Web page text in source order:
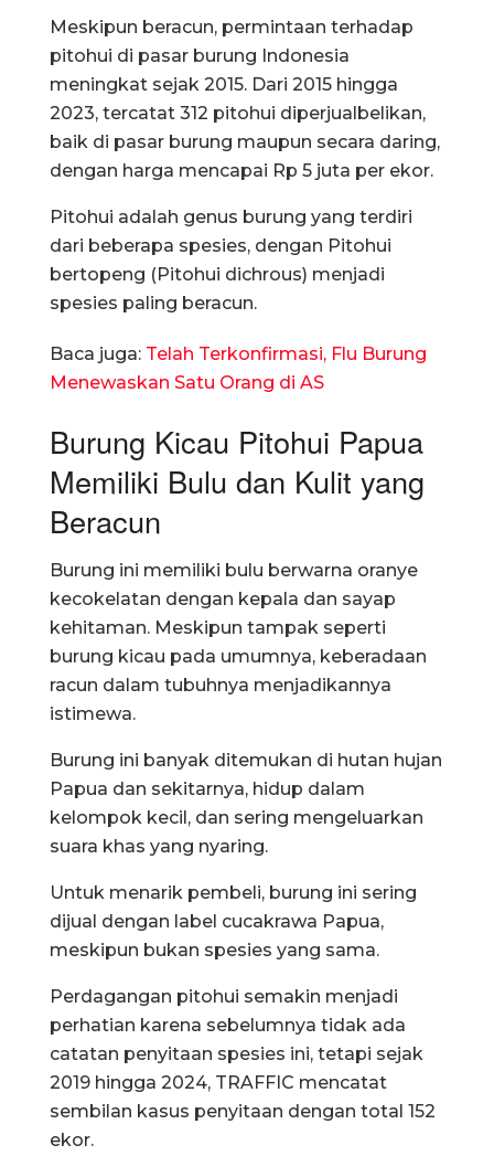
Meskipun beracun, permintaan terhadap
pitohui di pasar burung Indonesia
meningkat sejak 2015. Dari 2015 hingga
2023, tercatat 312 pitohui diperjualbelikan,
baik di pasar burung maupun secara daring,
dengan harga mencapai Rp 5 juta per ekor.
Pitohui adalah genus burung yang terdiri
dari beberapa spesies, dengan Pitohui
bertopeng (Pitohui dichrous) menjadi
spesies paling beracun.
Baca juga: Telah Terkonfirmasi, Flu Burung
Menewaskan Satu Orang di AS
Burung Kicau Pitohui Papua
Memiliki Bulu dan Kulit yang
Beracun
Burung ini memiliki bulu berwarna oranye
kecokelatan dengan kepala dan sayap
kehitaman. Meskipun tampak seperti
burung kicau pada umumnya, keberadaan
racun dalam tubuhnya menjadikannya
istimewa.
Burung ini banyak ditemukan di hutan hujan
Papua dan sekitarnya, hidup dalam
kelompok kecil, dan sering mengeluarkan
suara khas yang nyaring.
Untuk menarik pembeli, burung ini sering
dijual dengan label cucakrawa Papua,
meskipun bukan spesies yang sama.
Perdagangan pitohui semakin menjadi
perhatian karena sebelumnya tidak ada
catatan penyitaan spesies ini, tetapi sejak
2019 hingga 2024, TRAFFIC mencatat
sembilan kasus penyitaan dengan total 152
ekor.